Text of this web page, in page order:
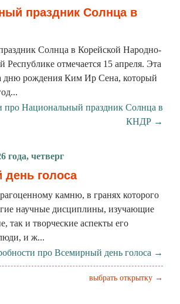
праздник Солнца в
Солнца в Корейской Народно-
Республике отмечается 15 апреля. Эта
дню рождения Ким Ир Сена, который
про Национальный праздник Солнца в
КНДР →
года, четверг
голоса
камню, в гранях которого
научные дисциплины, изучающие
так и творческие аспекты его
и ж...
про Всемирный день голоса →
выбрать открытку →